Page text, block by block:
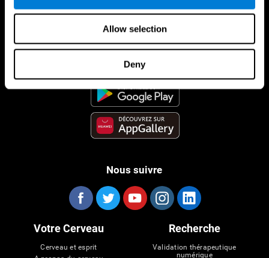
Allow selection
Deny
App CogniFit
Nous suivre
Votre Cerveau
Cerveau et esprit
Recherche
Validation thérapeutique
numérique